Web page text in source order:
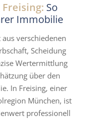
So
Immobilie
verschiedenen
Scheidung
Wertermittlung
über den
In Freising, einer
München, ist
professionell